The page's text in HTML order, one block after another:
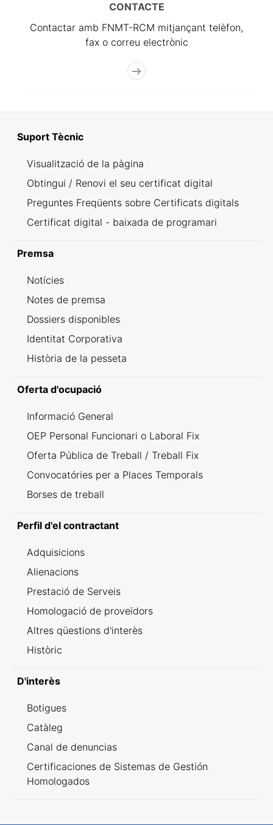
CONTACTE
Contactar amb FNMT-RCM mitjançant telèfon,
fax o correu electrònic
Suport Tècnic
Visualització de la pàgina
Obtingui / Renovi el seu certificat digital
Preguntes Freqüents sobre Certificats digitals
Certificat digital - baixada de programari
Premsa
Notícies
Notes de premsa
Dossiers disponibles
Identitat Corporativa
Història de la pesseta
Oferta d'ocupació
Informació General
OEP Personal Funcionari o Laboral Fix
Oferta Pública de Treball / Treball Fix
Convocatóries per a Places Temporals
Borses de treball
Perfil d'el contractant
Adquisicions
Alienacions
Prestació de Serveis
Homologació de proveïdors
Altres qüestions d'interès
Històric
D'interès
Botigues
Catàleg
Canal de denuncias
Certificaciones de Sistemas de Gestión
Homologados